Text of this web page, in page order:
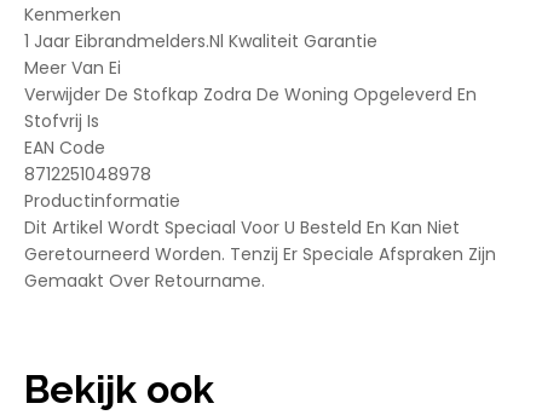
Kenmerken
1 Jaar Eibrandmelders.Nl Kwaliteit Garantie
Meer Van Ei
Verwijder De Stofkap Zodra De Woning Opgeleverd En
Stofvrij Is
EAN Code
8712251048978
Productinformatie
Dit Artikel Wordt Speciaal Voor U Besteld En Kan Niet
Geretourneerd Worden. Tenzij Er Speciale Afspraken Zijn
Gemaakt Over Retourname.
Bekijk ook